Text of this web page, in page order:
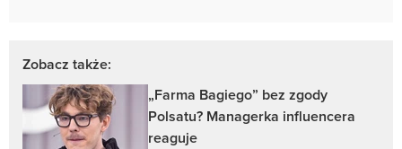
Zobacz także:
„Farma Bagiego” bez zgody
Polsatu? Managerka influencera
reaguje